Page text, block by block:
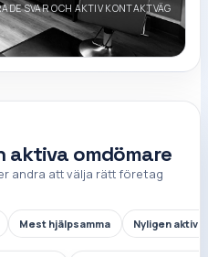
SVAR OCH AKTIV KONTAKTVÄG
aktiva omdömare
andra att välja rätt företag
Mest hjälpsamma Nyligen aktiva